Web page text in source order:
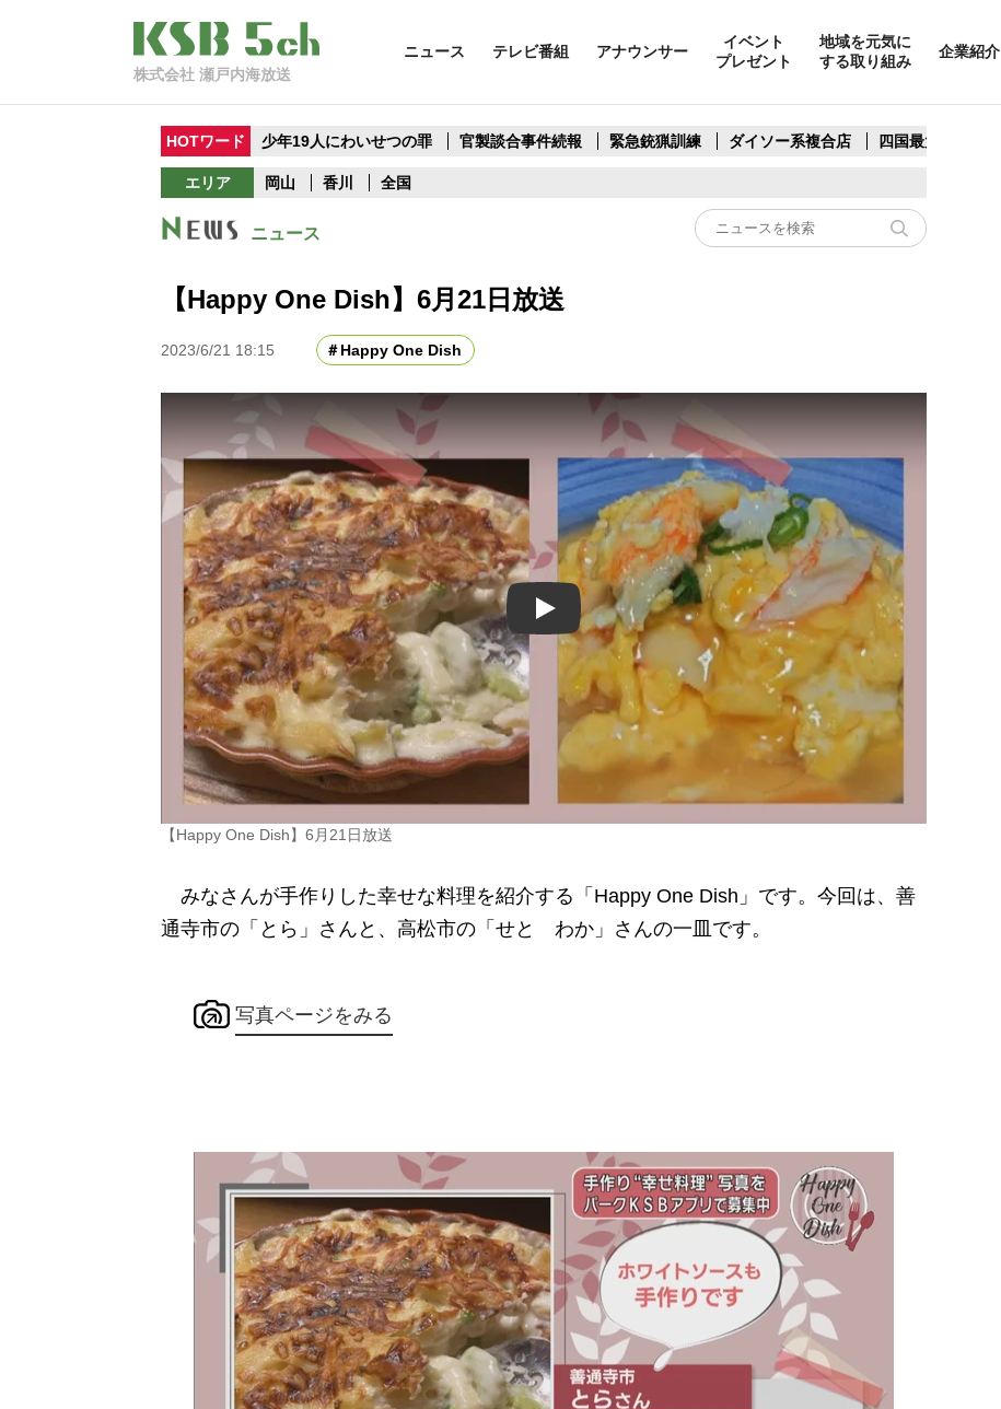
株式会社 瀬戸内海放送
ニュース テレビ番組 アナウンサー
イベント
プレゼント
地域を元気に
する取り組み
企業紹介
HOTワード 少年19人にわいせつの罪 官製談合事件続報 緊急銃猟訓練 ダイソー系複合店 四国最大スリコ
エリア 岡山 香川 全国
ニュース
【Happy One Dish】6月21日放送
2023/6/21 18:15 Happy One Dish
Play
【Happy One Dish】6月21日放送
みなさんが手作りした幸せな料理を紹介する「Happy One Dish」です。今回は、善
通寺市の「とら」さんと、高松市の「せと わか」さんの一皿です。
写真ページをみる